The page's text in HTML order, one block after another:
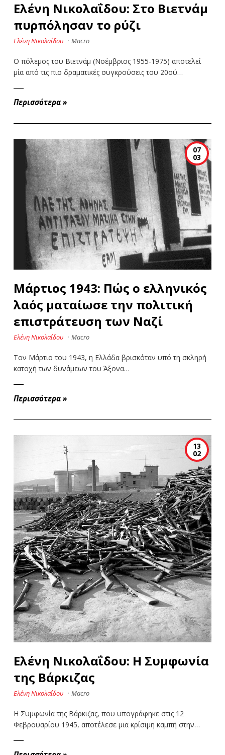
Ελένη Νικολαΐδου: Στο Βιετνάμ
πυρπόλησαν το ρύζι
Ελένη Νικολαΐδου · Macro
Ο πόλεμος του Βιετνάμ (Νοέμβριος 1955-1975) αποτελεί
μία από τις πιο δραματικές συγκρούσεις του 20ού…
Περισσότερα »
07
03
Μάρτιος 1943: Πώς ο ελληνικός
λαός ματαίωσε την πολιτική
επιστράτευση των Ναζί
Ελένη Νικολαΐδου · Macro
Τον Μάρτιο του 1943, η Ελλάδα βρισκόταν υπό τη σκληρή
κατοχή των δυνάμεων του Άξονα…
Περισσότερα »
13
02
Ελένη Νικολαΐδου: Η Συμφωνία
της Βάρκιζας
Ελένη Νικολαΐδου · Macro
Η Συμφωνία της Βάρκιζας, που υπογράφηκε στις 12
Φεβρουαρίου 1945, αποτέλεσε μια κρίσιμη καμπή στην…